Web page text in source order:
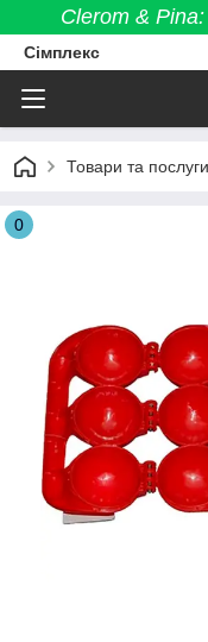
Clerom &
Сімплекс
Товари та послуги
0